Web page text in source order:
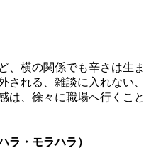
、横の関係でも辛さは生ま
される、雑談に入れない、
は、徐々に職場へ行くこと
ラ・モラハラ）